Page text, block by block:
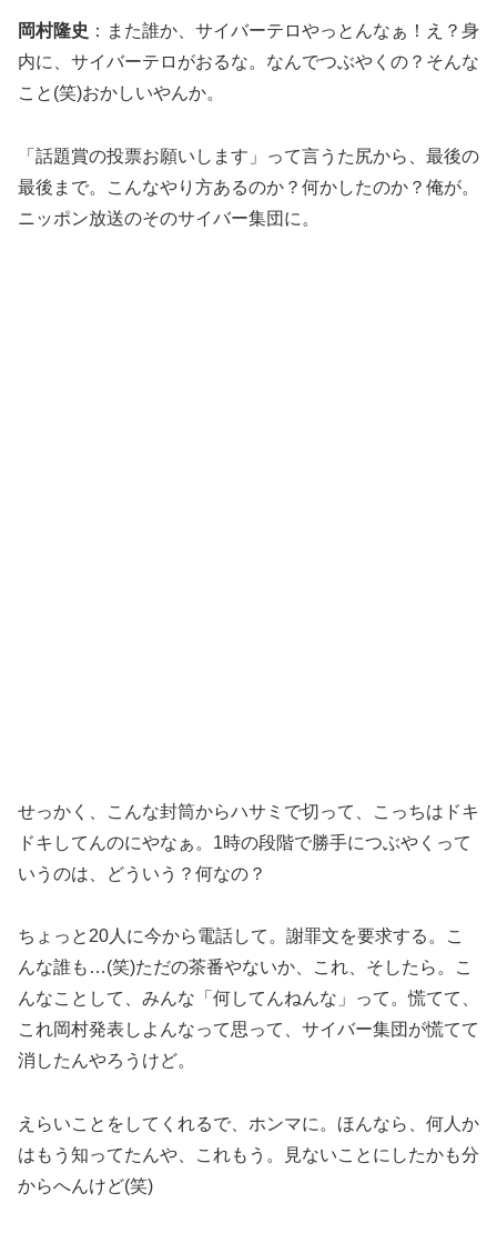
岡村隆史 ：また誰か、サイバーテロやっとんなぁ！え？身
内に、サイバーテロがおるな。なんでつぶやくの？そんな
こと(笑)おかしいやんか。
「話題賞の投票お願いします」って言うた尻から、最後の
最後まで。こんなやり方あるのか？何かしたのか？俺が。
ニッポン放送のそのサイバー集団に。
せっかく、こんな封筒からハサミで切って、こっちはドキ
ドキしてんのにやなぁ。1時の段階で勝手につぶやくって
いうのは、どういう？何なの？
ちょっと20人に今から電話して。謝罪文を要求する。こ
んな誰も…(笑)ただの茶番やないか、これ、そしたら。こ
んなことして、みんな「何してんねんな」って。慌てて、
これ岡村発表しよんなって思って、サイバー集団が慌てて
消したんやろうけど。
えらいことをしてくれるで、ホンマに。ほんなら、何人か
はもう知ってたんや、これもう。見ないことにしたかも分
からへんけど(笑)